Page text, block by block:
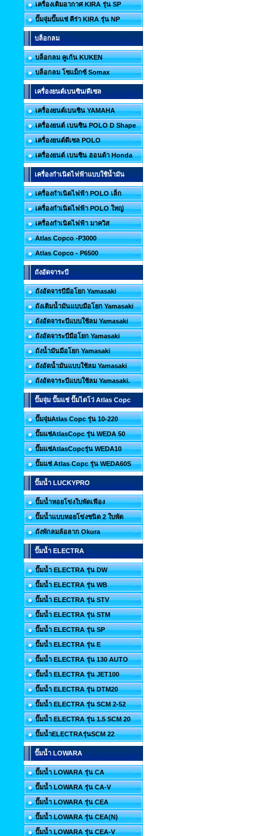
เครื่องเติมอากาศ KIRA รุ่น SP
ปั๊มจุ่มปั๊มแช่ คีร่า KIRA รุ่น NP
บล็อกลม
บล็อกลม คูเก้น KUKEN
บล็อกลม โซแม็กซ์ Somax
เครื่องยนต์เบนซิน/ดีเซล
เครื่องยนต์เบนซิน YAMAHA
เครื่องยนต์ เบนซิน POLO D Shape
เครื่องยนต์ดีเซล POLO
เครื่องยนต์ เบนซิน ฮอนด้า Honda
เครื่องกำเนิดไฟฟ้าแบบใช้น้ำมัน
เครื่องกำเนิดไฟฟ้า POLO เล็ก
เครื่องกำเนิดไฟฟ้า POLO ใหญ่
เครื่องกำเนิดไฟฟ้า มาควิส
Atlas Copco -P3000
Atlas Copco - P6500
ถังอัดจาระบี
ถังอัดจารบีมือโยก Yamasaki
ถังเติมน้ำมันแบบมือโยก Yamasaki
ถังอัดจาระบีแบบใช้ลม Yamasaki
ถังอัดจาระบีมือโยก Yamasaki
ถังน้ำมันมือโยก Yamasaki
ถังอัดน้ำมันแบบใช้ลม Yamasaki
ถังอัดจาระบีแบบใช้ลม Yamasaki.
ปั๊มจุ่ม ปั๊มแช่ ปั๊มไดโว่ Atlas Copc
ปั๊มจุ่มAtlas Copc รุ่น 10-220
ปั๊มแช่AtlasCopc รุ่น WEDA 50
ปั๊มแช่AtlasCopcรุ่น WEDA10
ปั๊มแช่ Atlas Copc รุ่น WEDA60S
ปั๊มน้ำ LUCKYPRO
ปั๊มน้ำหอยโข่งใบพัดเฟือง
ปั๊มน้ำแบบหอยโข่งชนิด 2 ใบพัด
ถังพักลมล้อลาก Okura
ปั๊มน้ำ ELECTRA
ปั๊มน้ำ ELECTRA รุ่น DW
ปั๊มน้ำ ELECTRA รุ่น WB
ปั๊มน้ำ ELECTRA รุ่น STV
ปั๊มน้ำ ELECTRA รุ่น STM
ปั๊มน้ำ ELECTRA รุ่น SP
ปั๊มน้ำ ELECTRA รุ่น E
ปั๊มน้ำ ELECTRA รุ่น 130 AUTO
ปั๊มน้ำ ELECTRA รุ่น JET100
ปั๊มน้ำ ELECTRA รุ่น DTM20
ปั๊มน้ำ ELECTRA รุ่น SCM 2-52
ปั๊มน้ำ ELECTRA รุ่น 1.5 SCM 20
ปั๊มน้ำELECTRAรุ่นSCM 22
ปั๊มน้ำ LOWARA
ปั๊มน้ำ LOWARA รุ่น CA
ปั๊มน้ำ LOWARA รุ่น CA-V
ปั๊มน้ำ LOWARA รุ่น CEA
ปั๊มน้ำ LOWARA รุ่น CEA(N)
ปั๊มน้ำ LOWARA รุ่น CEA-V